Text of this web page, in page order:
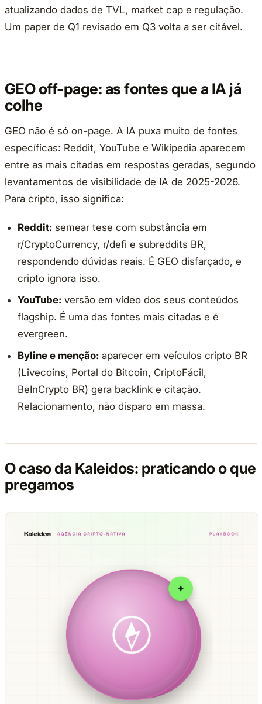
atualizando dados de TVL, market cap e regulação.
Um paper de Q1 revisado em Q3 volta a ser citável.
GEO off-page: as fontes que a IA já
colhe
GEO não é só on-page. A IA puxa muito de fontes
específicas: Reddit, YouTube e Wikipedia aparecem
entre as mais citadas em respostas geradas, segundo
levantamentos de visibilidade de IA de 2025-2026.
Para cripto, isso significa:
Reddit: semear tese com substância em
r/CryptoCurrency, r/defi e subreddits BR,
respondendo dúvidas reais. É GEO disfarçado, e
cripto ignora isso.
YouTube: versão em vídeo dos seus conteúdos
flagship. É uma das fontes mais citadas e é
evergreen.
Byline e menção: aparecer em veículos cripto BR
(Livecoins, Portal do Bitcoin, CriptoFácil,
BeInCrypto BR) gera backlink e citação.
Relacionamento, não disparo em massa.
O caso da Kaleidos: praticando o que
pregamos